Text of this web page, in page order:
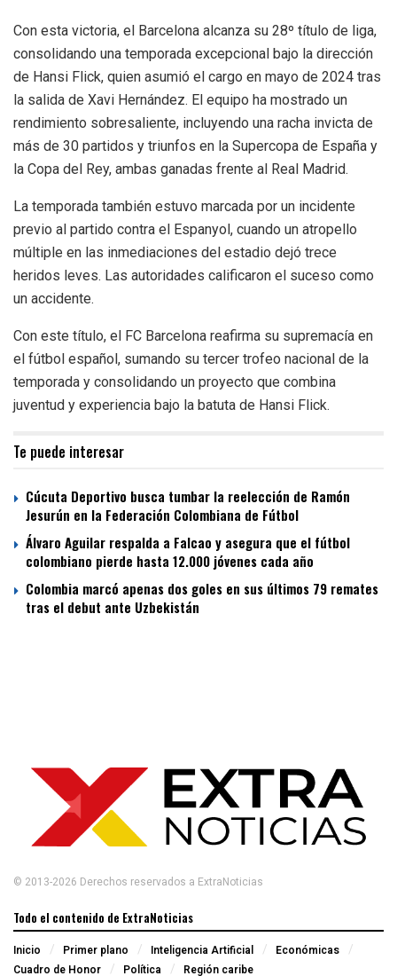
Con esta victoria, el Barcelona alcanza su 28º título de liga,
consolidando una temporada excepcional bajo la dirección
de Hansi Flick, quien asumió el cargo en mayo de 2024 tras
la salida de Xavi Hernández. El equipo ha mostrado un
rendimiento sobresaliente, incluyendo una racha invicta de
más de 30 partidos y triunfos en la Supercopa de España y
la Copa del Rey, ambas ganadas frente al Real Madrid.
La temporada también estuvo marcada por un incidente
previo al partido contra el Espanyol, cuando un atropello
múltiple en las inmediaciones del estadio dejó trece
heridos leves. Las autoridades calificaron el suceso como
un accidente.
Con este título, el FC Barcelona reafirma su supremacía en
el fútbol español, sumando su tercer trofeo nacional de la
temporada y consolidando un proyecto que combina
juventud y experiencia bajo la batuta de Hansi Flick.
Te puede interesar
Cúcuta Deportivo busca tumbar la reelección de Ramón
Jesurún en la Federación Colombiana de Fútbol
Álvaro Aguilar respalda a Falcao y asegura que el fútbol
colombiano pierde hasta 12.000 jóvenes cada año
Colombia marcó apenas dos goles en sus últimos 79 remates
tras el debut ante Uzbekistán
© 2013-2026 Derechos reservados a ExtraNoticias
Todo el contenido de ExtraNoticias
Inicio Primer plano Inteligencia Artificial
Económicas
Cuadro de Honor
Política Región caribe